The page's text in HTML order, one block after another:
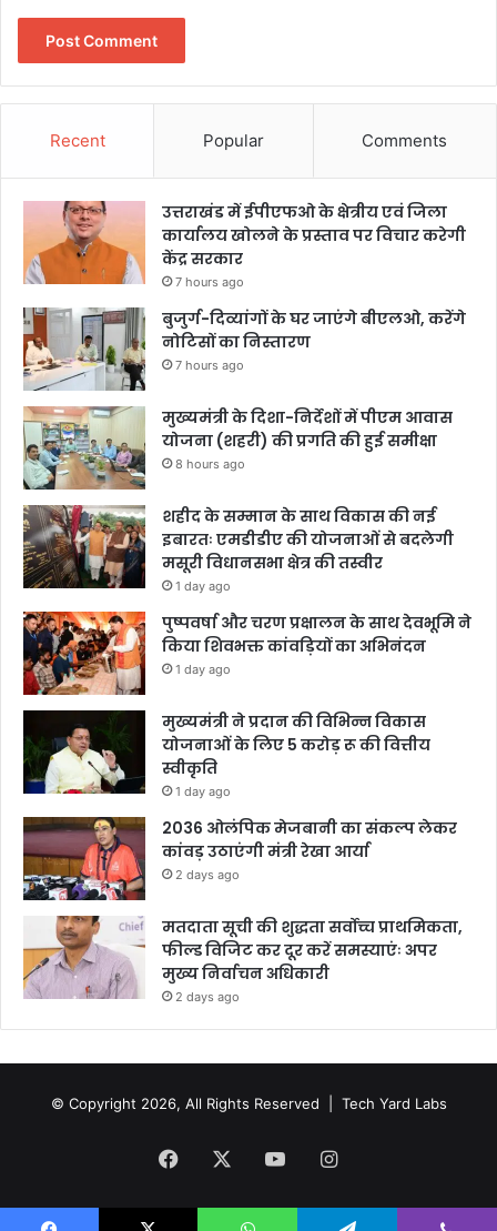
Recent Popular Comments
उत्तराखंड में ईपीएफओ के क्षेत्रीय एवं जिला
कार्यालय खोलने के प्रस्ताव पर विचार करेगी
केंद्र सरकार
7 hours ago
बुजुर्ग-दिव्यांगों के घर जाएंगे बीएलओ, करेंगे
नोटिसों का निस्तारण
7 hours ago
मुख्यमंत्री के दिशा-निर्देशों में पीएम आवास
योजना (शहरी) की प्रगति की हुई समीक्षा
8 hours ago
शहीद के सम्मान के साथ विकास की नई
इबारतः एमडीडीए की योजनाओं से बदलेगी
मसूरी विधानसभा क्षेत्र की तस्वीर
1 day ago
पुष्पवर्षा और चरण प्रक्षालन के साथ देवभूमि ने
किया शिवभक्त कांवड़ियों का अभिनंदन
1 day ago
मुख्यमंत्री ने प्रदान की विभिन्न विकास
योजनाओं के लिए 5 करोड़ रू की वित्तीय
स्वीकृति
1 day ago
2036 ओलंपिक मेजबानी का संकल्प लेकर
कांवड़ उठाएंगी मंत्री रेखा आर्या
2 days ago
मतदाता सूची की शुद्धता सर्वोच्च प्राथमिकता,
फील्ड विजिट कर दूर करें समस्याएंः अपर
मुख्य निर्वाचन अधिकारी
2 days ago
© Copyright 2026, All Rights Reserved | Tech Yard Labs
Facebook YouTubeInstagram